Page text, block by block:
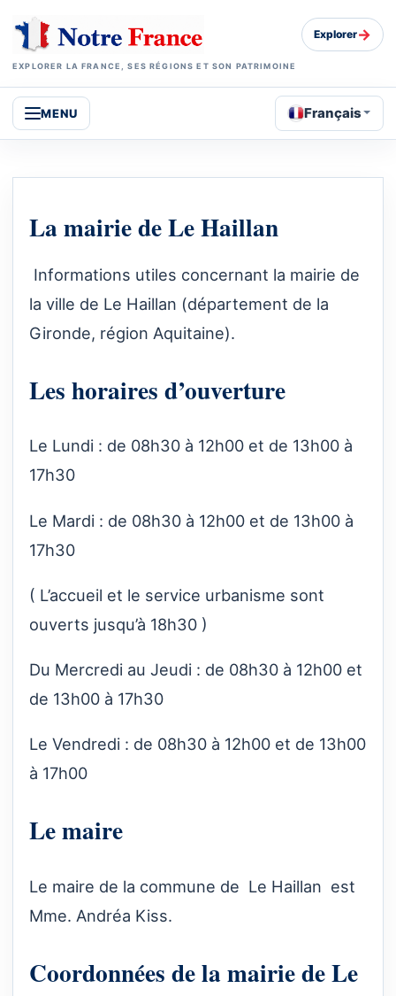
EXPLORER LA FRANCE, SES RÉGIONS ET SON PATRIMOINE
Explorer→
MENU Français
La mairie de Le Haillan
Informations utiles concernant la mairie de
la ville de Le Haillan (département de la
Gironde, région Aquitaine).
Les horaires d’ouverture
Le Lundi : de 08h30 à 12h00 et de 13h00 à
17h30
Le Mardi : de 08h30 à 12h00 et de 13h00 à
17h30
( L’accueil et le service urbanisme sont
ouverts jusqu’à 18h30 )
Du Mercredi au Jeudi : de 08h30 à 12h00 et
de 13h00 à 17h30
Le Vendredi : de 08h30 à 12h00 et de 13h00
à 17h00
Le maire
Le maire de la commune de Le Haillan est
Mme. Andréa Kiss.
Coordonnées de la mairie de Le